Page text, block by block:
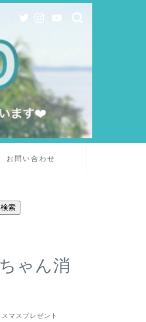
お問い合わせ
検索
ゃん消
スマスプレゼント